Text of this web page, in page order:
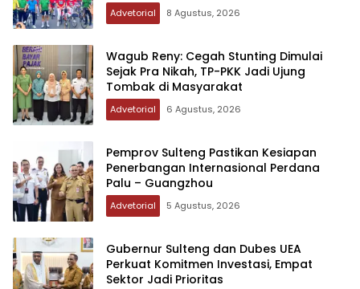
Advetorial 8 Agustus, 2026
Wagub Reny: Cegah Stunting Dimulai
Sejak Pra Nikah, TP-PKK Jadi Ujung
Tombak di Masyarakat
Advetorial 6 Agustus, 2026
Pemprov Sulteng Pastikan Kesiapan
Penerbangan Internasional Perdana
Palu – Guangzhou
Advetorial 5 Agustus, 2026
Gubernur Sulteng dan Dubes UEA
Perkuat Komitmen Investasi, Empat
Sektor Jadi Prioritas